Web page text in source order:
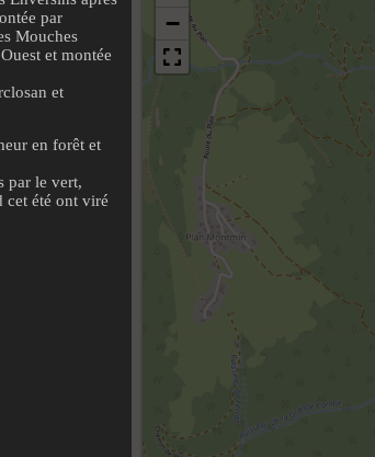
par
Mouches
et montée
et
en forêt et
par le vert,
cet été ont viré